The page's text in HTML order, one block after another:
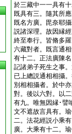
於三藏中一一具有
既具有三。隨其所
既名方廣。毘奈耶
説諸深理。故因縁
終至奉行。皆脩多
六藏對者。既言通
有十二。正法廣陳
記諸弟子死生之事
已上總説通相相攝
別相相攝者。於中
對。後以六對。以
有九。唯無因縁･譬
文不遮故言具有。
二。法花經説小乘
廣。大乘有十二。